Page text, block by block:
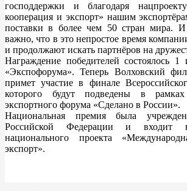
господдержки и благодаря
кооперация и экспорт» нашим
поставки в более чем 50 стран мира.
важно, что в это непростое время
и продолжают искать партнёров на
Награждение победителей состоялось
«Экспофорума». Теперь Волховский
примет участие в финале
которого будут подведены в
экспортного форума «Сделано в России».
Национальная премия была
Российской Федерации и входит
национального проекта
экспорт».